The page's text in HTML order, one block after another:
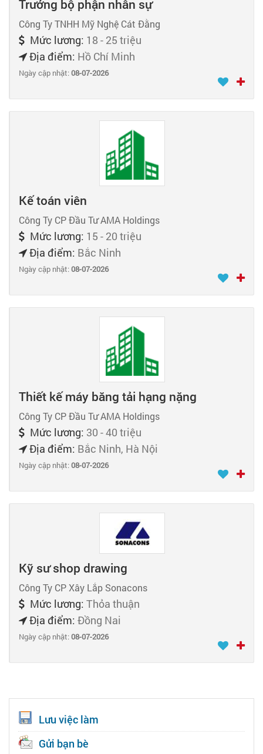
Trưởng bộ phận nhân sự
Công Ty TNHH Mỹ Nghệ Cát Đằng
Mức lương: 18 - 25 triệu
Địa điểm: Hồ Chí Minh
Ngày cập nhật:08-07-2026
Kế toán viên
Công Ty CP Đầu Tư AMA Holdings
Mức lương: 15 - 20 triệu
Địa điểm: Bắc Ninh
Ngày cập nhật:08-07-2026
Thiết kế máy băng tải hạng nặng
Công Ty CP Đầu Tư AMA Holdings
Mức lương: 30 - 40 triệu
Địa điểm: Bắc Ninh, Hà Nội
Ngày cập nhật:08-07-2026
Kỹ sư shop drawing
Công Ty CP Xây Lắp Sonacons
Mức lương: Thỏa thuận
Địa điểm: Đồng Nai
Ngày cập nhật:08-07-2026
Lưu việc làm
Gửi bạn bè